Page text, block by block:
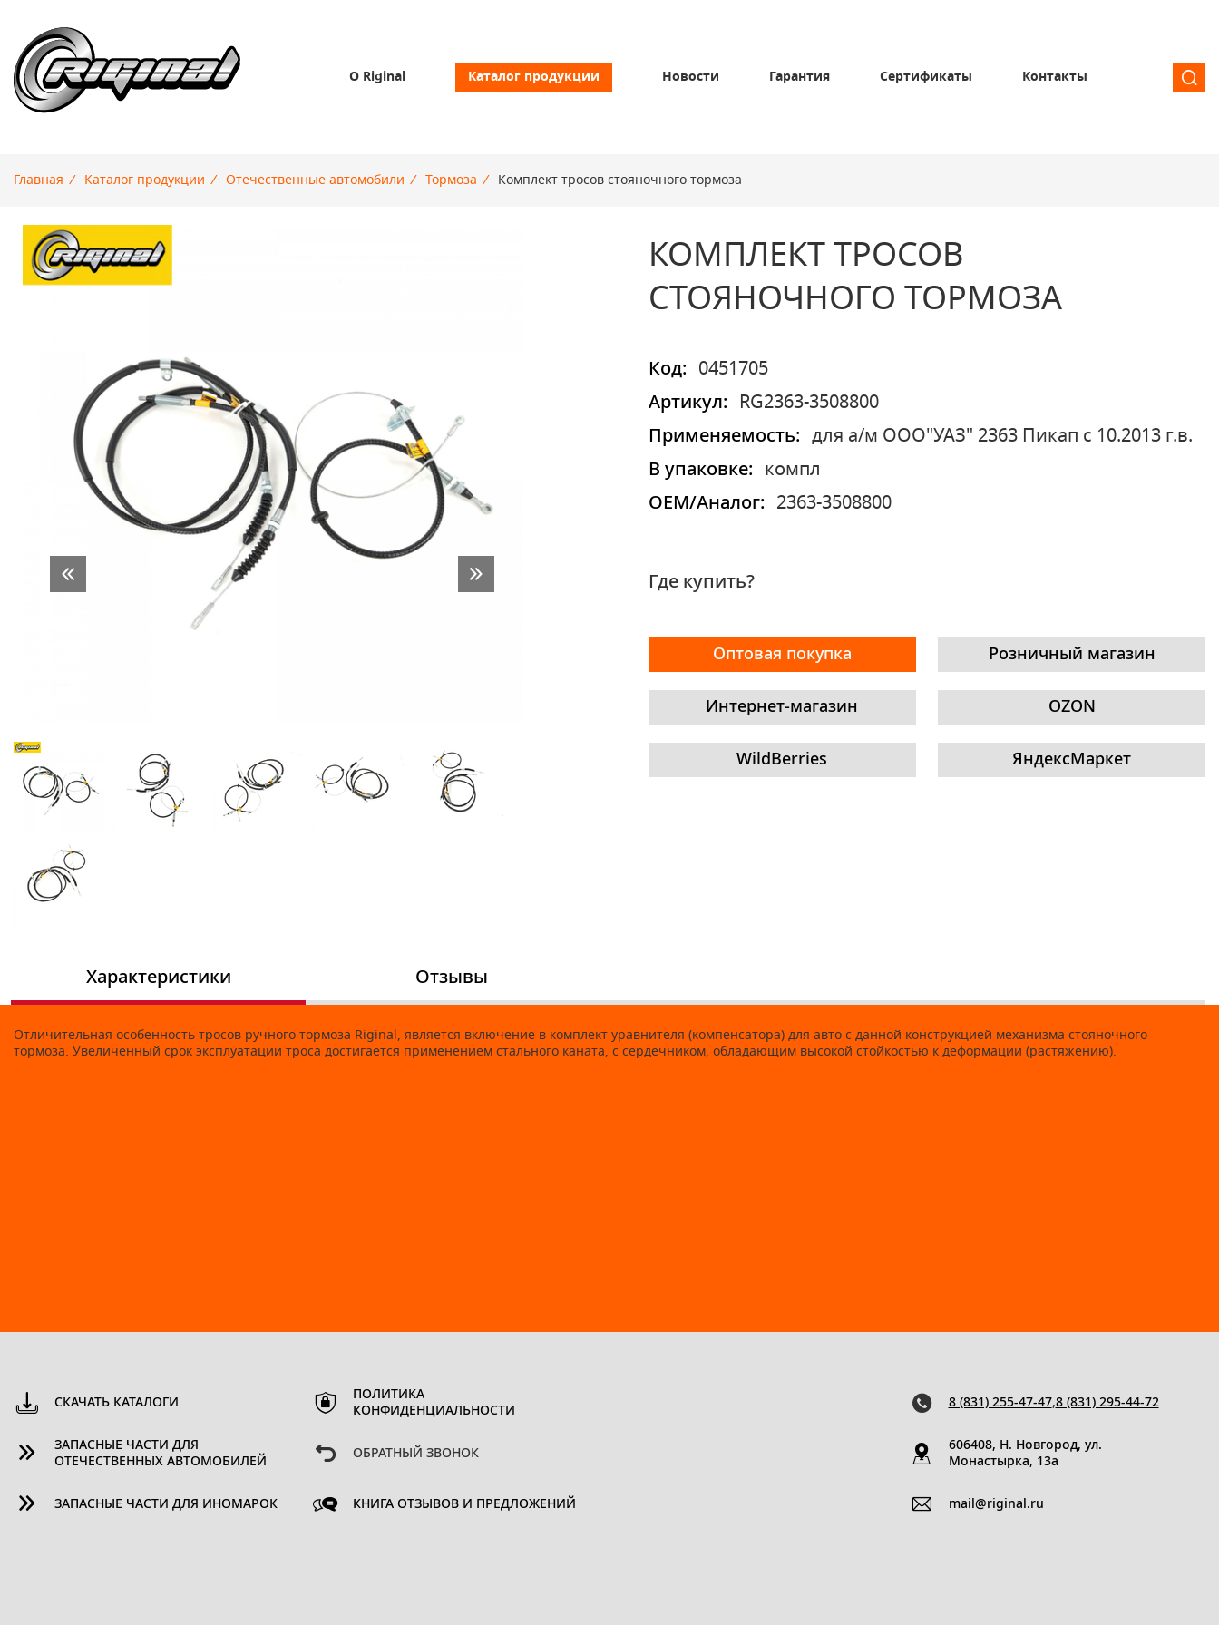
О Riginal Каталог продукции Новости Гарантия Сертификаты Контакты
Главная / Каталог продукции / Отечественные автомобили / Тормоза / Комплект тросов стояночного тормоза
КОМПЛЕКТ ТРОСОВ
СТОЯНОЧНОГО ТОРМОЗА
Код:
0451705
Артикул:
RG2363-3508800
Применяемость:
для а/м ООО"УАЗ" 2363 Пикап с 10.2013 г.в.
В упаковке:
компл
OEM/Аналог:
2363-3508800
Где купить?
Оптовая покупка Розничный магазин
Интернет-магазин OZON
WildBerries ЯндексМаркет
Характеристики
Отличительная особенность тросов ручного тормоза Riginal, является включение в комплект уравнителя (компенсатора) для авто с данной конструкцией механизма стояночного
тормоза. Увеличенный срок эксплуатации троса достигается применением стального каната, с сердечником, обладающим высокой стойкостью к деформации (растяжению).
Отзывы
СКАЧАТЬ КАТАЛОГИ
ЗАПАСНЫЕ ЧАСТИ ДЛЯ
ОТЕЧЕСТВЕННЫХ АВТОМОБИЛЕЙ
ЗАПАСНЫЕ ЧАСТИ ДЛЯ ИНОМАРОК
ПОЛИТИКА
КОНФИДЕНЦИАЛЬНОСТИ
ОБРАТНЫЙ ЗВОНОК
КНИГА ОТЗЫВОВ И ПРЕДЛОЖЕНИЙ
8 (831) 255-47-47,8 (831) 295-44-72
606408, Н. Новгород, ул.
Монастырка, 13a
mail@riginal.ru